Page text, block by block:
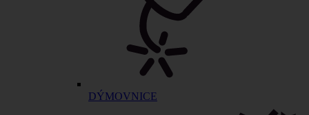
DÝMOVNICE